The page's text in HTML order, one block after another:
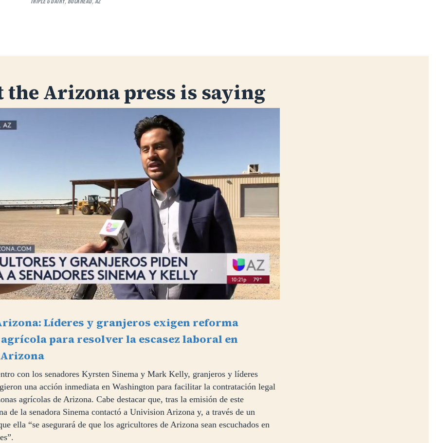
the Arizona press is saying
Líderes y granjeros exigen reforma
para resolver la escasez laboral en
con los senadores Kyrsten Sinema y Mark Kelly, granjeros y líderes
una acción inmediata en Washington para facilitar la contratación legal
agrícolas de Arizona. Cabe destacar que, tras la emisión de este
de la senadora Sinema contactó a Univision Arizona y, a través de un
ella “se asegurará de que los agricultores de Arizona sean escuchados en